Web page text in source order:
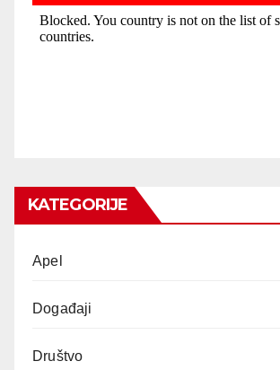
KATEGORIJE
Apel
Događaji
Društvo